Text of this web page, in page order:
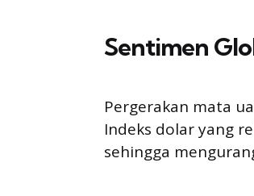
Sentimen
Pergerakan mata
Indeks dolar yang
sehingga